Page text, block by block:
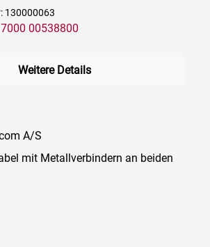
130000063
00538800
Weitere Details